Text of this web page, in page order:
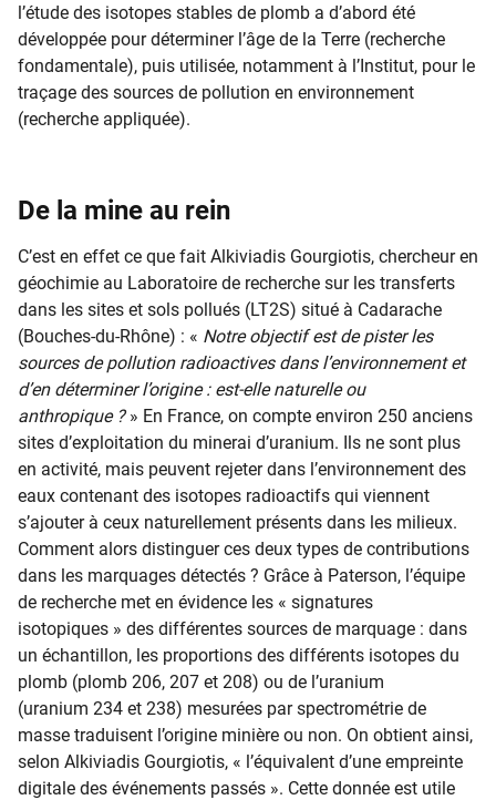
l’étude des isotopes stables de plomb a d’abord été
développée pour déterminer l’âge de la Terre (recherche
fondamentale), puis utilisée, notamment à l’Institut, pour le
traçage des sources de pollution en environnement
(recherche appliquée).
De la mine au rein
C’est en effet ce que fait Alkiviadis Gourgiotis, chercheur en
géochimie au Laboratoire de recherche sur les transferts
dans les sites et sols pollués (LT2S) situé à Cadarache
(Bouches-du-Rhône) : « Notre objectif est de pister les
sources de pollution radioactives dans l’environnement et
d’en déterminer l’origine : est-elle naturelle ou
anthropique ?» En France, on compte environ 250 anciens
sites d’exploitation du minerai d’uranium. Ils ne sont plus
en activité, mais peuvent rejeter dans l’environnement des
eaux contenant des isotopes radioactifs qui viennent
s’ajouter à ceux naturellement présents dans les milieux.
Comment alors distinguer ces deux types de contributions
dans les marquages détectés ? Grâce à Paterson, l’équipe
de recherche met en évidence les « signatures
isotopiques » des différentes sources de marquage : dans
un échantillon, les proportions des différents isotopes du
plomb (plomb 206, 207 et 208) ou de l’uranium
(uranium 234 et 238) mesurées par spectrométrie de
masse traduisent l’origine minière ou non. On obtient ainsi,
selon Alkiviadis Gourgiotis, « l’équivalent d’une empreinte
digitale des événements passés ». Cette donnée est utile